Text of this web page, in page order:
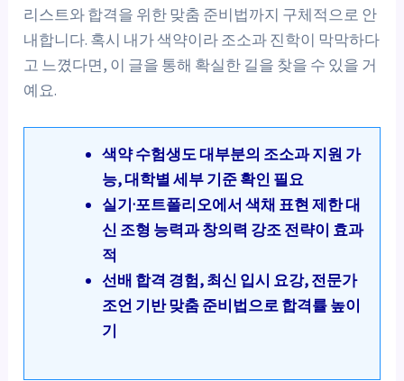
리스트와 합격을 위한 맞춤 준비법까지 구체적으로 안
내합니다. 혹시 내가 색약이라 조소과 진학이 막막하다
고 느꼈다면, 이 글을 통해 확실한 길을 찾을 수 있을 거
예요.
색약 수험생도 대부분의 조소과 지원 가
능, 대학별 세부 기준 확인 필요
실기·포트폴리오에서 색채 표현 제한 대
신 조형 능력과 창의력 강조 전략이 효과
적
선배 합격 경험, 최신 입시 요강, 전문가
조언 기반 맞춤 준비법으로 합격률 높이
기